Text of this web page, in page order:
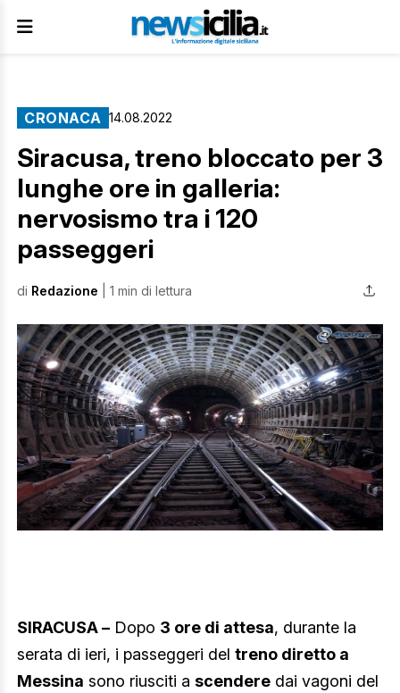
CRONACA 14.08.2022
Siracusa, treno bloccato per 3
lunghe ore in galleria:
nervosismo tra i 120
passeggeri
di Redazione | 1 min di lettura
SIRACUSA – Dopo 3 ore di attesa, durante la
serata di ieri, i passeggeri del treno diretto a
Messina sono riusciti a scendere dai vagoni del